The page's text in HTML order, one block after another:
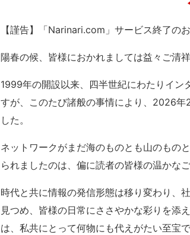
【謹告】「Narinari.com」サービス終了の
陽春の候、皆様におかれましては益々ご清
1999年の開設以来、四半世紀にわたりイン
すが、このたび諸般の事情により、2026年
した。
ネットワークがまだ海のものとも山のもの
られましたのは、偏に読者の皆様の温かな
時代と共に情報の発信形態は移り変わり、
見つめ、皆様の日常にささやかな彩りを添
は、私共にとって何物にも代えがたい至宝で